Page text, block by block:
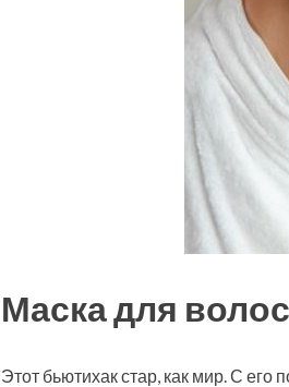
Маска для волос
Этот бьютихак стар, как мир. С